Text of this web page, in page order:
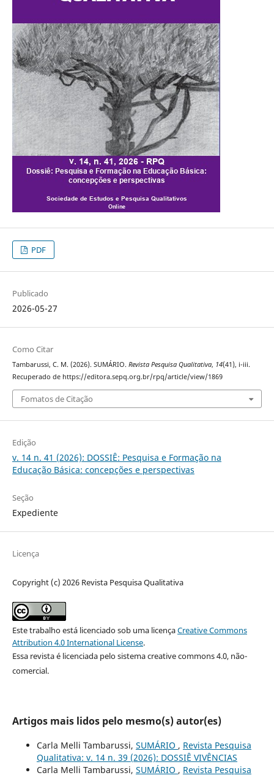
PDF
Publicado
2026-05-27
Como Citar
Tambarussi, C. M. (2026). SUMÁRIO. Revista Pesquisa Qualitativa, 14(41), i-iii.
Recuperado de https://editora.sepq.org.br/rpq/article/view/1869
Fomatos de Citação
Edição
v. 14 n. 41 (2026): DOSSIÊ: Pesquisa e Formação na
Educação Básica: concepções e perspectivas
Seção
Expediente
Licença
Copyright (c) 2026 Revista Pesquisa Qualitativa
Este trabalho está licenciado sob uma licençaCreative Commons
Attribution 4.0 International License.
Essa revista é licenciada pelo sistema creative commons 4.0, não-
comercial.
Artigos mais lidos pelo mesmo(s) autor(es)
Carla Melli Tambarussi, SUMÁRIO , Revista Pesquisa
Qualitativa: v. 14 n. 39 (2026): DOSSIÊ VIVÊNCIAS
Carla Melli Tambarussi, SUMÁRIO , Revista Pesquisa